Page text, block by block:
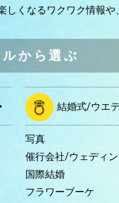
くなるワクワク情報や、
から選ぶ
結婚式/ウエ
写真
催行会社/ウェディ
国際結婚
フラワーブーケ